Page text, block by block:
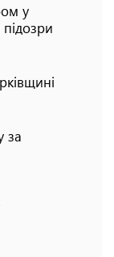
у
за